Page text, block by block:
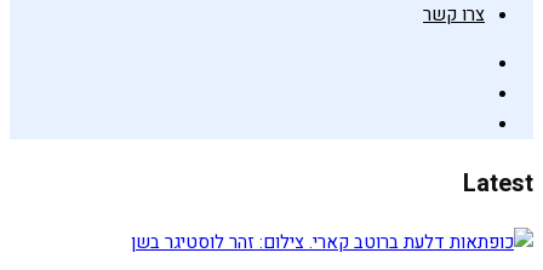
צרו קשר
Latest